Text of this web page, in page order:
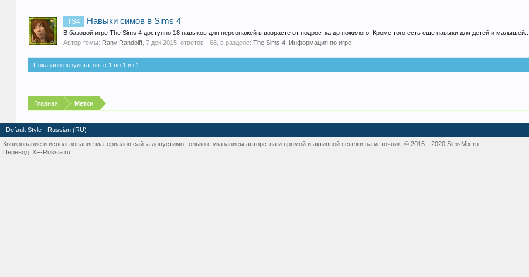
TS4 Навыки симов в Sims 4
В базовой игре The Sims 4 доступно 18 навыков для персонажей в возрасте от подростка до пожилого. Кроме того есть еще навыки для детей и малышей....
Автор темы: Rany Randolff, 7 дек 2015, ответов - 68, в разделе: The Sims 4: Информация по игре
Показано результатов: с 1 по 1 из 1.
Главная Метки
Default Style Russian (RU)
Копирование и использование материалов сайта допустимо только с указанием авторства и прямой и активной ссылки на источник. © 2015—2020 SimsMix.ru
Перевод: XF-Russia.ru